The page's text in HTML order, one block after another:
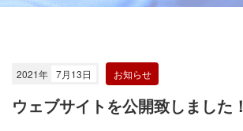
各社採用情報
2021年 7月13日 お知らせ
ウェブサイトを公開致しました！